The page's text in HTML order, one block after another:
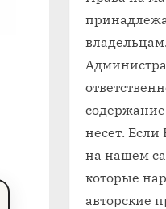
владельцам.
несет.
на нашем
которые
авторские